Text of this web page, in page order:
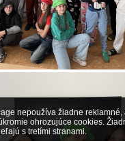
nepoužíva žiadne
ohrozujúce cookies.
s tretími stranami.